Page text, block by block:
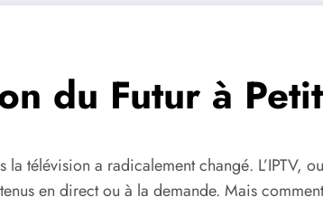
du Futur à
télévision a radicalement changé. L’IPTV,
en direct ou à la demande. Mais